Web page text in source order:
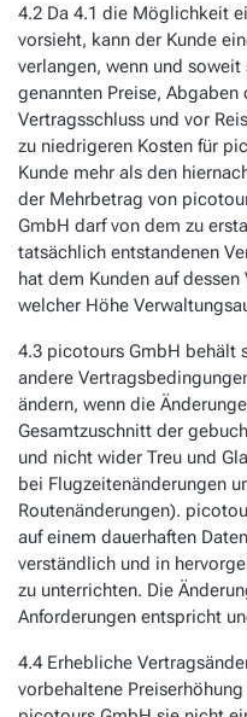
4.2 Da 4.1 die Möglichkeit
vorsieht, kann der Kunde
verlangen, wenn und
genannten Preise,
Vertragsschluss und vor
zu niedrigeren Kosten für
Kunde mehr als den
der Mehrbetrag von
GmbH darf von dem zu
tatsächlich entstandenen
hat dem Kunden auf
welcher Höhe
4.3 picotours GmbH behält
andere
ändern, wenn die
Gesamtzuschnitt der
und nicht wider Treu und
bei Flugzeitenänderungen
Routenänderungen).
auf einem dauerhaften
verständlich und in
zu unterrichten. Die
Anforderungen entspricht
4.4 Erhebliche
vorbehaltene